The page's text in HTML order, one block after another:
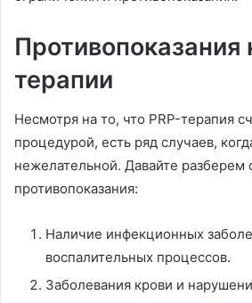
Противопоказания
терапии
Несмотря на то, что PRP-терапия
процедурой, есть ряд случаев,
нежелательной. Давайте разберем
противопоказания:
Наличие инфекционных
воспалительных процессов.
Заболевания крови и